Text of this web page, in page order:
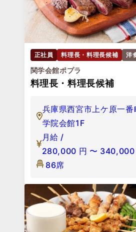
正社員 料理長・料理長候補 洋
関学会館ポプラ
料理長・料理長候補
兵庫県西宮市上ケ原一
学院会館1F
月給 /
280,000 円 〜 340,000
86席